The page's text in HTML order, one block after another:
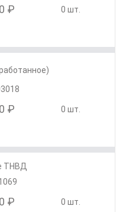
₽ 0 шт.
₽ 0 шт.
ТНВД
₽ 0 шт.